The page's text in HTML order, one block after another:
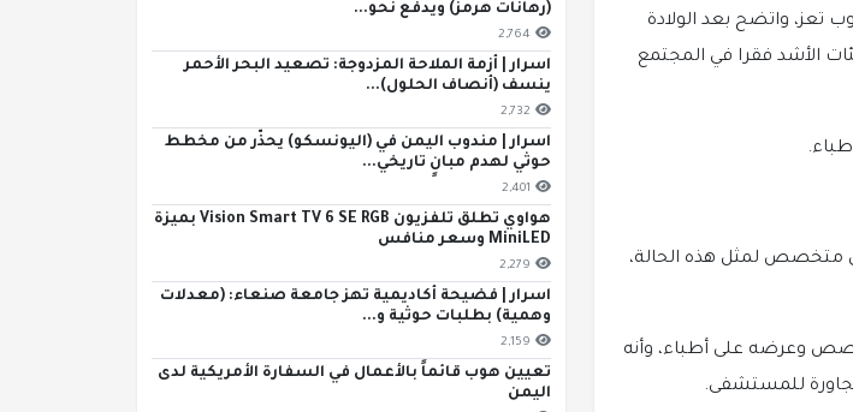
تعز، واتضح بعد الولادة
الأشد فقرا في المجتمع
متخصص لمثل هذه الحالة،
وعرضه على أطباء، وأنه
للمستشفى.
(رهانات هرمز) ويدفع نحو...
2,764
اسرار | أزمة الملاحة المزدوجة: تصعيد البحر الأحمر
ينسف (أنصاف الحلول)...
2,732
اسرار | مندوب اليمن في (اليونسكو) يحذّر من مخطط
حوثي لهدم مبانٍ تاريخي...
2,401
هواوي تطلق تلفزيون Vision Smart TV 6 SE RGB بميزة
MiniLED وسعر منافس
2,279
اسرار | فضيحة أكاديمية تهز جامعة صنعاء: (معدلات
وهمية) بطلبات حوثية و...
2,159
تعيين هوب قائماً بالأعمال في السفارة الأمريكية لدى
اليمن